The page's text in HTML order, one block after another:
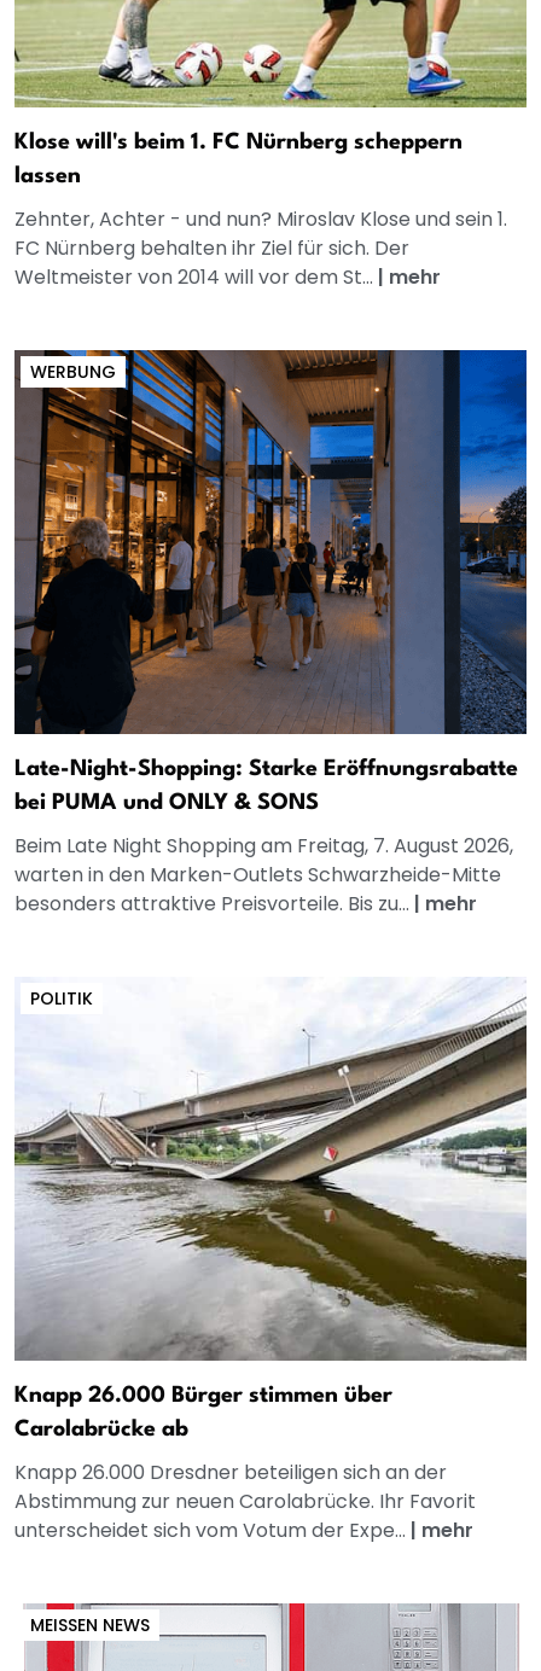
Klose will's beim 1. FC Nürnberg scheppern
lassen
Zehnter, Achter - und nun? Miroslav Klose und sein 1.
FC Nürnberg behalten ihr Ziel für sich. Der
Weltmeister von 2014 will vor dem St... | mehr
WERBUNG
Late-Night-Shopping: Starke Eröffnungsrabatte
bei PUMA und ONLY & SONS
Beim Late Night Shopping am Freitag, 7. August 2026,
warten in den Marken-Outlets Schwarzheide-Mitte
besonders attraktive Preisvorteile. Bis zu... | mehr
POLITIK
Knapp 26.000 Bürger stimmen über
Carolabrücke ab
Knapp 26.000 Dresdner beteiligen sich an der
Abstimmung zur neuen Carolabrücke. Ihr Favorit
unterscheidet sich vom Votum der Expe... | mehr
MEISSEN NEWS